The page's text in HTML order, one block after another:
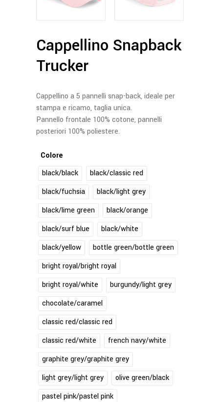
Cappellino Snapback
Trucker
Cappellino a 5 pannelli snap-back, ideale per
stampa e ricamo, taglia unica.
Pannello frontale 100% cotone, pannelli
posteriori 100% poliestere.
Colore
black/black
black/classic red
black/fuchsia
black/light grey
black/lime green
black/orange
black/surf blue
black/white
black/yellow
bottle green/bottle green
bright royal/bright royal
bright royal/white
burgundy/light grey
chocolate/caramel
classic red/classic red
classic red/white
french navy/white
graphite grey/graphite grey
light grey/light grey
olive green/black
pastel pink/pastel pink